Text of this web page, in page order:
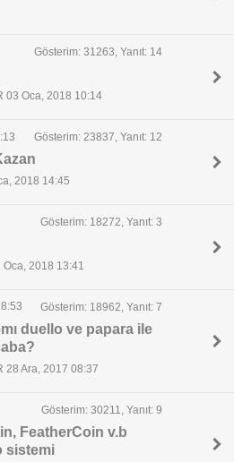
Gösterim: 31263, Yanıt: 14
03 Oca, 2018 10:14
Gösterim: 23837, Yanıt: 12
2018 14:45
Gösterim: 18272, Yanıt: 3
2018 13:41
Gösterim: 18962, Yanıt: 7
duello ve papara ile
28 Ara, 2017 08:37
Gösterim: 30211, Yanıt: 9
FeatherCoin v.b
sistemi